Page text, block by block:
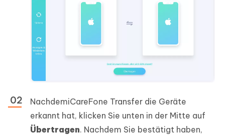
NachdemiCareFone Transfer die Geräte
erkannt hat, klicken Sie unten in der Mitte auf
Übertragen. Nachdem Sie bestätigt haben,